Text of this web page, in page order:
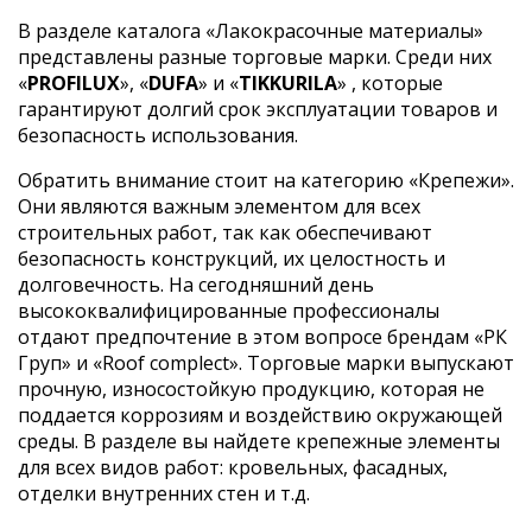
В разделе каталога «Лакокрасочные материалы»
представлены разные торговые марки. Среди них
«PROFILUX», «DUFA» и «TIKKURILA» , которые
гарантируют долгий срок эксплуатации товаров и
безопасность использования.
Обратить внимание стоит на категорию «Крепежи».
Они являются важным элементом для всех
строительных работ, так как обеспечивают
безопасность конструкций, их целостность и
долговечность. На сегодняшний день
высококвалифицированные профессионалы
отдают предпочтение в этом вопросе брендам «РК
Груп» и «Roof complect». Торговые марки выпускают
прочную, износостойкую продукцию, которая не
поддается коррозиям и воздействию окружающей
среды. В разделе вы найдете крепежные элементы
для всех видов работ: кровельных, фасадных,
отделки внутренних стен и т.д.